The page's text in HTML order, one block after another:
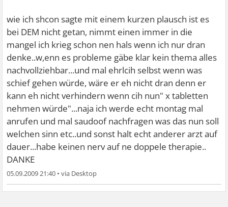
wie ich shcon sagte mit einem kurzen plausch ist es
bei DEM nicht getan, nimmt einen immer in die
mangel ich krieg schon nen hals wenn ich nur dran
denke..w,enn es probleme gäbe klar kein thema alles
nachvollziehbar...und mal ehrlcih selbst wenn was
schief gehen würde, wäre er eh nicht dran denn er
kann eh nicht verhindern wenn cih nun" x tabletten
nehmen würde"...naja ich werde echt montag mal
anrufen und mal saudoof nachfragen was das nun soll
welchen sinn etc..und sonst halt echt anderer arzt auf
dauer...habe keinen nerv auf ne doppele therapie..
DANKE
05.09.2009 21:40 •